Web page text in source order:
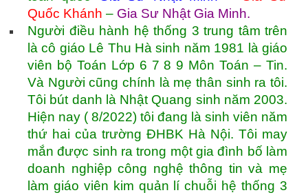
Quốc Khánh – Gia Sư Nhật Gia Minh.
Người điều hành hệ thống 3 trung tâm trên
là cô giáo Lê Thu Hà sinh năm 1981 là giáo
viên bộ Toán Lớp 6 7 8 9 Môn Toán – Tin.
Và Người cũng chính là mẹ thân sinh ra tôi.
Tôi bút danh là Nhật Quang sinh năm 2003.
Hiện nay ( 8/2022) tôi đang là sinh viên năm
thứ hai của trường ĐHBK Hà Nội. Tôi may
mắn được sinh ra trong một gia đình bố làm
doanh nghiệp công nghệ thông tin và mẹ
làm giáo viên kim quản lí chuỗi hệ thống 3